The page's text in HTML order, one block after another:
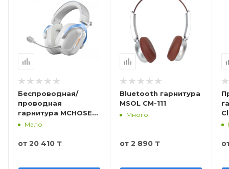
Беспроводная/
проводная
гарнитура MCHOSE
S9 Pro, MC-S9, RGB
Мало
от 20 410 ₸
Bluetooth гарнитура
MSOL CM-111
Много
от 2 890 ₸